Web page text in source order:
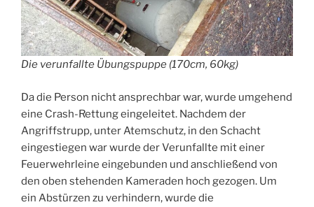
Die verunfallte Übungspuppe (170cm, 60kg)
Da die Person nicht ansprechbar war, wurde umgehend
eine Crash-Rettung eingeleitet. Nachdem der
Angriffstrupp, unter Atemschutz, in den Schacht
eingestiegen war wurde der Verunfallte mit einer
Feuerwehrleine eingebunden und anschließend von
den oben stehenden Kameraden hoch gezogen. Um
ein Abstürzen zu verhindern, wurde die